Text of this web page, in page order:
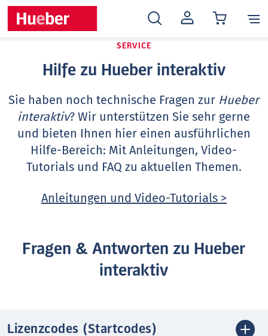
MEIN
KONTO
SERVICE
Hilfe zu Hueber interaktiv
Sie haben noch technische Fragen zur Hueber
interaktiv? Wir unterstützen Sie sehr gerne
und bieten Ihnen hier einen ausführlichen
Hilfe-Bereich: Mit Anleitungen, Video-
Tutorials und FAQ zu aktuellen Themen.
Anleitungen und Video-Tutorials >
Fragen & Antworten zu Hueber
interaktiv
Lizenzcodes (Startcodes)